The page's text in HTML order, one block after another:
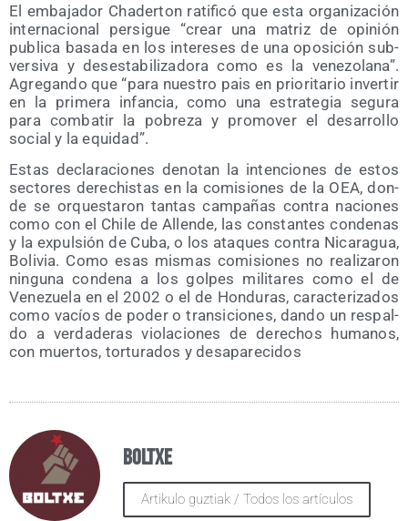
El emba­ja­dor Cha­der­ton rati­fi­có que esta orga­ni­za­ción
inter­na­cio­nal per­si­gue “crear una matriz de opi­nión
publi­ca basa­da en los intere­ses de una opo­si­ción sub­
ver­si­va y des­es­ta­bi­li­za­do­ra como es la vene­zo­la­na”.
Agre­gan­do que “para nues­tro pais en prio­ri­ta­rio inver­tir
en la pri­me­ra infan­cia, como una estra­te­gia segu­ra
para com­ba­tir la pobre­za y pro­mo­ver el desa­rro­llo
social y la equidad”.
Estas decla­ra­cio­nes deno­tan la inten­cio­nes de estos
sec­to­res dere­chis­tas en la comi­sio­nes de la OEA, don­
de se orques­ta­ron tan­tas cam­pa­ñas con­tra nacio­nes
como con el Chi­le de Allen­de, las cons­tan­tes con­de­nas
y la expul­sión de Cuba, o los ata­ques con­tra Nica­ra­gua,
Boli­via. Como esas mis­mas comi­sio­nes no rea­li­za­ron
nin­gu­na con­de­na a los gol­pes mili­ta­res como el de
Vene­zue­la en el 2002 o el de Hon­du­ras, carac­te­ri­za­dos
como vacíos de poder o tran­si­cio­nes, dan­do un res­pal­
do a ver­da­de­ras vio­la­cio­nes de dere­chos huma­nos,
con muer­tos, tor­tu­ra­dos y desaparecidos
Boltxe
Artikulo guztiak / Todos los artículos